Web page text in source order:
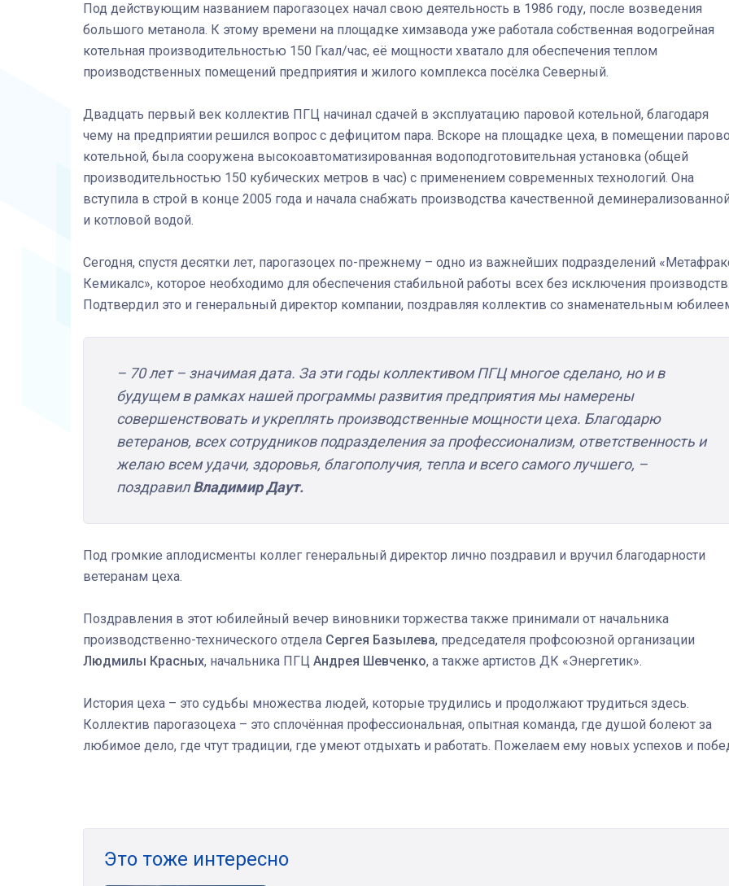
Под действующим названием парогазоцех начал свою деятельность в 1986 году, после возведения
большого метанола. К этому времени на площадке химзавода уже работала собственная водогрейная
котельная производительностью 150 Гкал/час, её мощности хватало для обеспечения теплом
производственных помещений предприятия и жилого комплекса посёлка Северный.
Двадцать первый век коллектив ПГЦ начинал сдачей в эксплуатацию паровой котельной, благодаря
чему на предприятии решился вопрос с дефицитом пара. Вскоре на площадке цеха, в помещении
котельной, была сооружена высокоавтоматизированная водоподготовительная установка (общей
производительностью 150 кубических метров в час) с применением современных технологий. Она
вступила в строй в конце 2005 года и начала снабжать производства качественной
и котловой водой.
Сегодня, спустя десятки лет, парогазоцех по-прежнему – одно из важнейших подразделений
Кемикалс», которое необходимо для обеспечения стабильной работы всех без исключения
Подтвердил это и генеральный директор компании, поздравляя коллектив со знаменательным
– 70 лет – значимая дата. За эти годы коллективом ПГЦ многое сделано, но и в
будущем в рамках нашей программы развития предприятия мы намерены
совершенствовать и укреплять производственные мощности цеха. Благодарю
ветеранов, всех сотрудников подразделения за профессионализм, ответственность и
желаю всем удачи, здоровья, благополучия, тепла и всего самого лучшего, –
поздравилВладимир Даут.
Под громкие аплодисменты коллег генеральный директор лично поздравил и вручил благодарности
ветеранам цеха.
Поздравления в этот юбилейный вечер виновники торжества также принимали от начальника
производственно-технического отдела Сергея Базылева, председателя профсоюзной организации
Людмилы Красных, начальника ПГЦ Андрея Шевченко, а также артистов ДК «Энергетик».
История цеха – это судьбы множества людей, которые трудились и продолжают трудиться здесь.
Коллектив парогазоцеха – это сплочённая профессиональная, опытная команда, где душой болеют за
любимое дело, где чтут традиции, где умеют отдыхать и работать. Пожелаем ему новых успехов и
Это тоже интересно
мечту